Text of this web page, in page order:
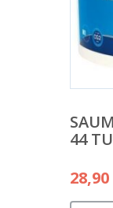
44
28,90